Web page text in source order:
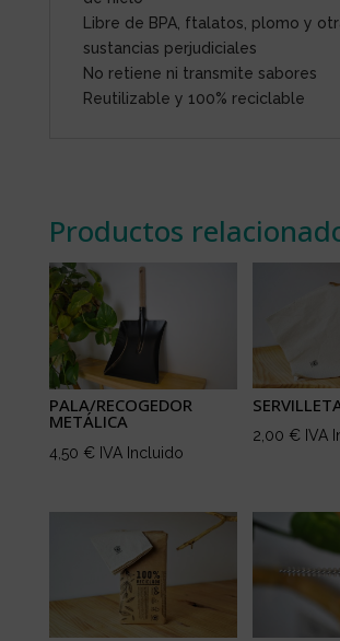
Libre de BPA, ftalatos, plomo y
sustancias perjudiciales
No retiene ni transmite sabores
Reutilizable y 100% reciclable
Productos
PALA/RECOGEDOR
METÁLICA
4,50 € IVA Incluido
2,00 € IVA